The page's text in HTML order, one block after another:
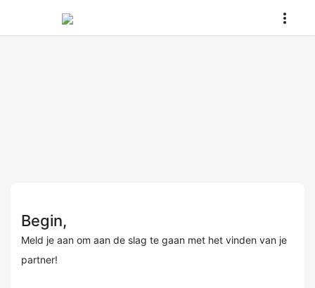
Begin,
Meld je aan om aan de slag te gaan met het vinden van je
partner!